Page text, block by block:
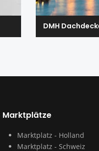
DMH
Marktplätze
Marktplatz - Holland
Marktplatz - Schweiz